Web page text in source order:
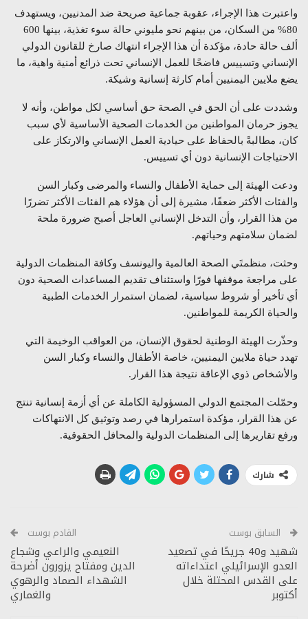
واعتبرت هذا الإجراء، عقوبة جماعية صريحة ضد المدنيين، ويستهدف
80% من السكان، من بينهم نحو مليوني حالة سوء تغذية، بينها 600
ألف حالة حادة، مؤكدة أن هذا الإجراء انتهاك صارخ للقانون الدولي
الإنساني وتسييس فاضحًا للعمل الإنساني تحت ذرائع أمنية واهية، ما
يضع ملايين اليمنيين أمام كارثة إنسانية وشيكة.
وشددت على أن الحق في الصحة حق أساسي لكل مواطن، وأنه لا
يجوز حرمان المواطنين من الخدمات الصحية الأساسية لأي سبب
كان، مطالبةً بالحفاظ على حيادية العمل الإنساني والارتكاز على
الاحتياجات الإنسانية دون أي تسييس.
ودعت الهيئة إلى حماية الأطفال والنساء والمرضى وكبار السن
والفئات الأكثر ضعفًا، مشيرة إلى أن هؤلاء هم الفئات الأكثر تضررًا
من هذا القرار، وأن التدخل الإنساني العاجل أصبح ضرورة ملحة
لضمان سلامتهم وحياتهم.
وحثت، منظمتَي الصحة العالمية واليونسف وكافة المنظمات الدولية
على مراجعة موقفها فورًا واستئناف تقديم المساعدات الصحية دون
أي تأخير أو شروط سياسية، لضمان استمرار الخدمات الطبية
والحياة الكريمة للمواطنين.
وحذّرت الهيئة الوطنية لحقوق الإنسان، من العواقب الوخيمة التي
تهدد حياة ملايين اليمنيين، خاصة الأطفال والنساء وكبار السن
والأشخاص ذوي الإعاقة نتيجة هذا القرار.
وحمّلت المجتمع الدولي المسؤولية الكاملة عن أي أزمة إنسانية تنتج
عن هذا القرار، مؤكدة استمرارها في رصد وتوثيق كل الانتهاكات
ورفع تقاريرها إلى المنظمات الدولية والمحافل الحقوقية.
شارك
السابق بوست
شهيد و40 جريحًا في تصعيد
العدو الإسرائيلي اعتداءاته
على القدس المحتلة خلال
أكتوبر
القادم بوست
النعيمي والراعي وشجاع
الدين ومفتاح يزورون أضرحة
الشهداء الصماد والرهوي
والغماري